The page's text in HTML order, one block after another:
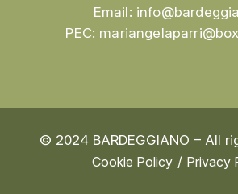
Email:
PEC:
© 2024 BARDEGGIANO – All
Cookie Policy
Privacy